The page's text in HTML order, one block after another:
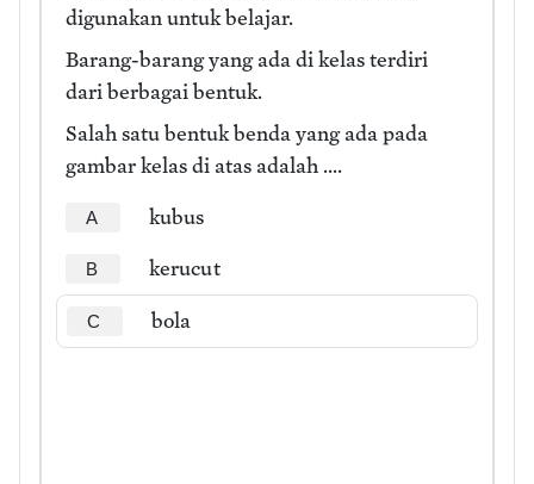
digunakan untuk belajar.
Barang-barang yang ada di kelas terdiri
dari berbagai bentuk.
Salah satu bentuk benda yang ada pada
gambar kelas di atas adalah ....
A kubus
B kerucut
C bola